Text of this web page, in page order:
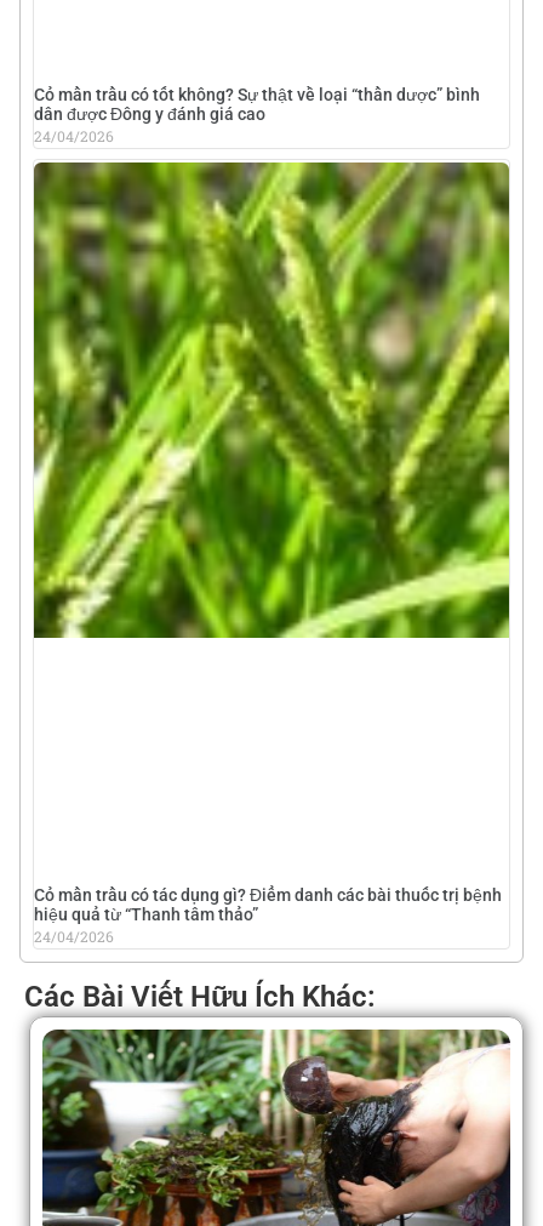
Cỏ mần trầu có tốt không? Sự thật về loại “thần dược” bình
dân được Đông y đánh giá cao
24/04/2026
Cỏ mần trầu có tác dụng gì? Điểm danh các bài thuốc trị bệnh
hiệu quả từ “Thanh tâm thảo”
24/04/2026
Các Bài Viết Hữu Ích Khác: